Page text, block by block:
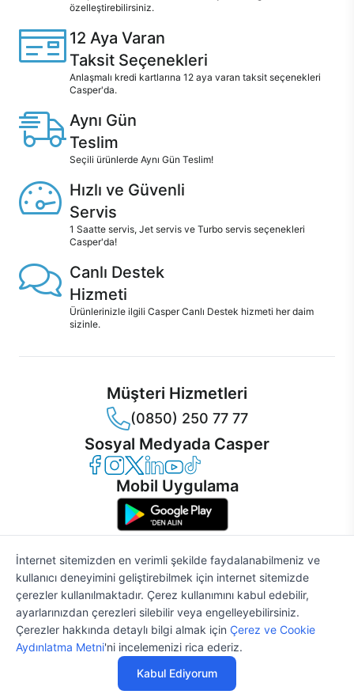
52.229 TL51.184 TL %2
özelleştirebilirsiniz.
12 Aya Varan
Taksit Seçenekleri
Anlaşmalı kredi kartlarına 12 aya varan taksit seçenekleri
Casper'da.
Aynı Gün
Teslim
Seçili ürünlerde Aynı Gün Teslim!
Hızlı ve Güvenli
Servis
1 Saatte servis, Jet servis ve Turbo servis seçenekleri
Casper'da!
Canlı Destek
Hizmeti
Ürünlerinizle ilgili Casper Canlı Destek hizmeti her daim
sizinle.
Müşteri Hizmetleri
(0850) 250 77 77
Sosyal Medyada Casper
Casper Facebook
Casper Instagram
Casper Twitter
Casper LinkedIn
Casper YouTube
Casper TikTok
Mobil Uygulama
© 2021 - 2026 Casper Bilgisayar Sistemleri A.Ş. Tüm Hakları Saklıdır
KVKK
Çerez Politikası
Bilgi Güvenliği
Bilgi Toplumu Hizmetleri
Mesafeli Satış Sözleşmesi
Aydınlatma Metni
İnternet sitemizden en verimli şekilde faydalanabilmeniz ve
kullanıcı deneyimini geliştirebilmek için internet sitemizde
çerezler kullanılmaktadır. Çerez kullanımını kabul edebilir,
ayarlarınızdan çerezleri silebilir veya engelleyebilirsiniz.
Çerezler hakkında detaylı bilgi almak için Çerez ve Cookie
Aydınlatma Metni'ni incelemenizi rica ederiz.
Kabul Ediyorum